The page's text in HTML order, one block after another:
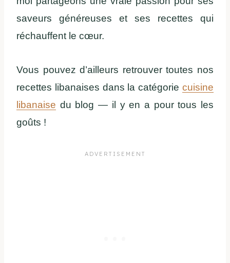
saveurs généreuses et ses recettes qui
réchauffent le cœur.
Vous pouvez d’ailleurs retrouver toutes nos
recettes libanaises dans la catégorie cuisine
libanaise du blog — il y en a pour tous les
goûts !